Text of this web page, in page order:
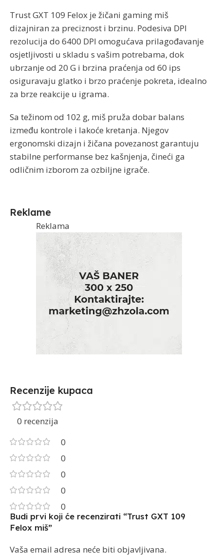
Trust GXT 109 Felox je žičani gaming miš
dizajniran za preciznost i brzinu. Podesiva DPI
rezolucija do 6400 DPI omogućava prilagođavanje
osjetljivosti u skladu s vašim potrebama, dok
ubrzanje od 20 G i brzina praćenja od 60 ips
osiguravaju glatko i brzo praćenje pokreta, idealno
za brze reakcije u igrama.
Sa težinom od 102 g, miš pruža dobar balans
između kontrole i lakoće kretanja. Njegov
ergonomski dizajn i žičana povezanost garantuju
stabilne performanse bez kašnjenja, čineći ga
odličnim izborom za ozbiljne igrače.
Reklame
Reklama
Recenzije kupaca
0 recenzija
0
0
0
0
0
Budi prvi koji će recenzirati “Trust GXT 109
Felox miš”
Vaša email adresa neće biti objavljivana.